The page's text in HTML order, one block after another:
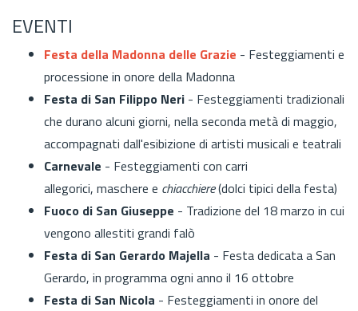
EVENTI
Festa della Madonna delle Grazie - Festeggiamenti e
processione in onore della Madonna
Festa di San Filippo Neri - Festeggiamenti tradizionali
che durano alcuni giorni, nella seconda metà di maggio,
accompagnati dall'esibizione di artisti musicali e teatrali
Carnevale - Festeggiamenti con carri
allegorici, maschere e chiacchiere(dolci tipici della festa)
Fuoco di San Giuseppe - Tradizione del 18 marzo in cui
vengono allestiti grandi falò
Festa di San Gerardo Majella - Festa dedicata a San
Gerardo, in programma ogni anno il 16 ottobre
Festa di San Nicola - Festeggiamenti in onore del